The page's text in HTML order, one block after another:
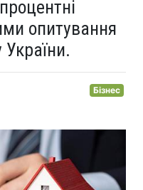
опитування
Бізнес